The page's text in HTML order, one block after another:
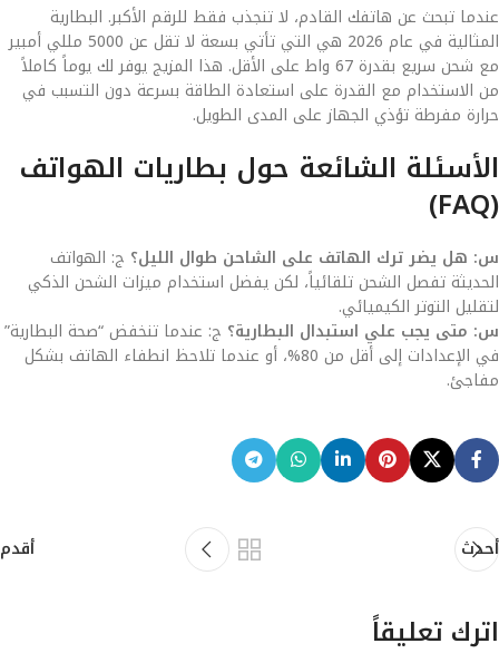
عندما تبحث عن هاتفك القادم، لا تنجذب فقط للرقم الأكبر. البطارية
المثالية في عام 2026 هي التي تأتي بسعة لا تقل عن 5000 مللي أمبير
مع شحن سريع بقدرة 67 واط على الأقل. هذا المزيج يوفر لك يوماً كاملاً
من الاستخدام مع القدرة على استعادة الطاقة بسرعة دون التسبب في
حرارة مفرطة تؤذي الجهاز على المدى الطويل.
الأسئلة الشائعة حول بطاريات الهواتف
(FAQ)
س: هل يضر ترك الهاتف على الشاحن طوال الليل؟ ج: الهواتف
الحديثة تفصل الشحن تلقائياً، لكن يفضل استخدام ميزات الشحن الذكي
لتقليل التوتر الكيميائي.
س: متى يجب علي استبدال البطارية؟ ج: عندما تنخفض “صحة البطارية”
في الإعدادات إلى أقل من 80%، أو عندما تلاحظ انطفاء الهاتف بشكل
مفاجئ.
أحدث أقدم
اترك تعليقاً